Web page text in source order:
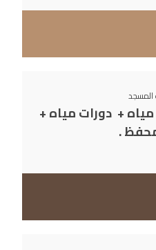
+ دورات مياه +
.